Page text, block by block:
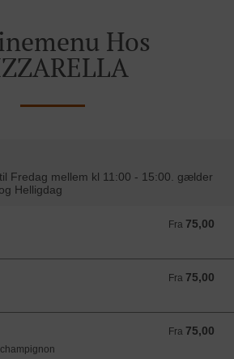
Hos
Fredag mellem kl 11:00 - 15:00. gælder
Helligdag
Fra 75,00
Fra 75,00 DKK
Fra 75,00
Fra 75,00 DKK
Fra 75,00
Fra 75,00 DKK